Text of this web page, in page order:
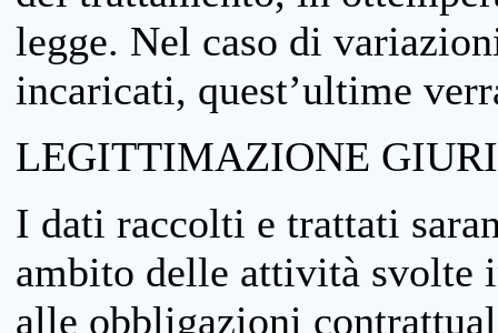
legge. Nel caso di
incaricati, quest’ultime
LEGITTIMAZIONE
I dati raccolti e trattati
ambito delle attività svolte
alle obbligazioni